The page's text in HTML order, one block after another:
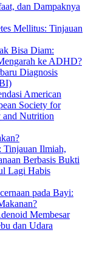
dan Dampaknya
Mellitus: Tinjauan
Bisa Diam:
ke ADHD?
Diagnosis
American
Society for
and Nutrition
Tinjauan Ilmiah,
Berbasis Bukti
Lagi Habis
pada Bayi:
Membesar
dan Udara